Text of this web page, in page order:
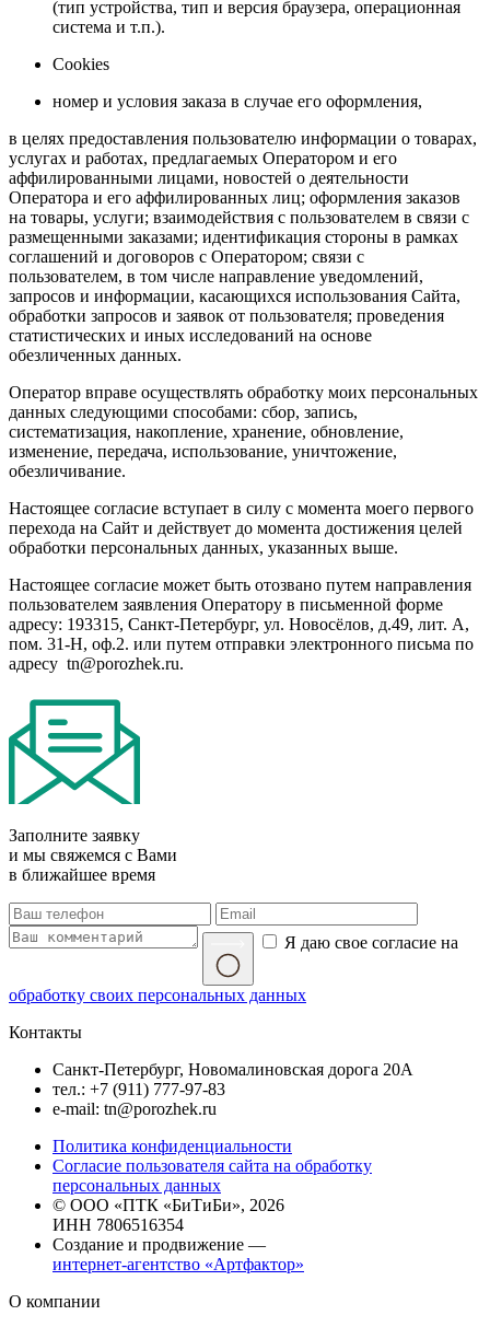
(тип устройства, тип и версия браузера, операционная
система и т.п.).
Cookies
номер и условия заказа в случае его оформления,
в целях предоставления пользователю информации о товарах,
услугах и работах, предлагаемых Оператором и его
аффилированными лицами, новостей о деятельности
Оператора и его аффилированных лиц; оформления заказов
на товары, услуги; взаимодействия с пользователем в связи с
размещенными заказами; идентификация стороны в рамках
соглашений и договоров с Оператором; связи с
пользователем, в том числе направление уведомлений,
запросов и информации, касающихся использования Сайта,
обработки запросов и заявок от пользователя; проведения
статистических и иных исследований на основе
обезличенных данных.
Оператор вправе осуществлять обработку моих персональных
данных следующими способами: сбор, запись,
систематизация, накопление, хранение, обновление,
изменение, передача, использование, уничтожение,
обезличивание.
Настоящее согласие вступает в силу с момента моего первого
перехода на Сайт и действует до момента достижения целей
обработки персональных данных, указанных выше.
Настоящее согласие может быть отозвано путем направления
пользователем заявления Оператору в письменной форме
адресу: 193315, Санкт-Петербург, ул. Новосёлов, д.49, лит. А,
пом. 31-Н, оф.2. или путем отправки электронного письма по
адресу tn@porozhek.ru.
Заполните заявку
и мы свяжемся с Вами
в ближайшее время
Я даю свое согласие на
обработку своих персональных данных
Контакты
Санкт-Петербург, Новомалиновская дорога 20А
тел.: +7 (911) 777-97-83
e-mail: tn@porozhek.ru
Политика конфиденциальности
Согласие пользователя сайта на обработку
персональных данных
© ООО «ПТК «БиТиБи», 2026
ИНН 7806516354
Создание и продвижение —
интернет-агентство «Артфактор»
О компании